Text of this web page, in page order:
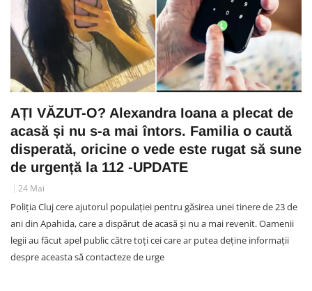
AȚI VĂZUT-O? Alexandra Ioana a plecat de
acasă și nu s-a mai întors. Familia o caută
disperată, oricine o vede este rugat să sune
de urgență la 112 -UPDATE
24 Mai
Poliția Cluj cere ajutorul populației pentru găsirea unei tinere de 23 de
ani din Apahida, care a dispărut de acasă și nu a mai revenit. Oamenii
legii au făcut apel public către toți cei care ar putea deține informații
despre aceasta să contacteze de urge